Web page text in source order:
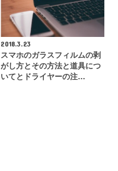
2018.3.23
スマホのガラスフィルムの剥
がし方とその方法と道具につ
いてとドライヤーの注…